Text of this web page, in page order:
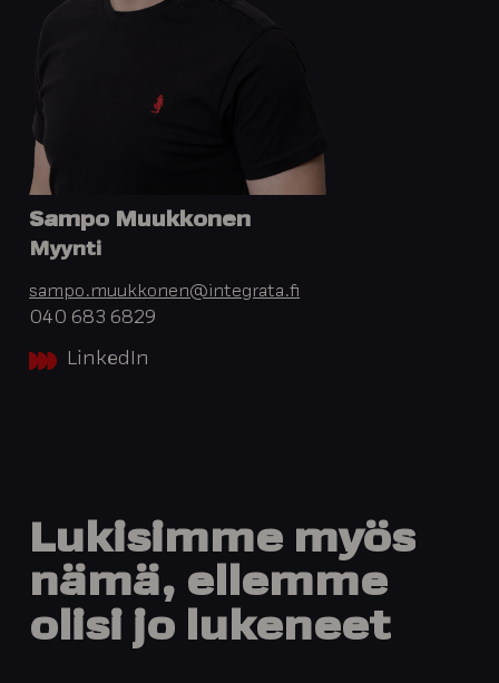
Sampo Muukkonen
Myynti
sampo.muukkonen@integrata.fi
040 683 6829
LinkedIn
Lukisimme myös
nämä, ellemme
olisi jo lukeneet